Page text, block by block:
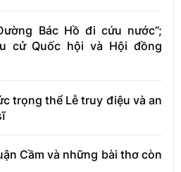
Bác Hồ đi cứu nước”;
cử Quốc hội và Hội đồng
trọng thể Lễ truy điệu và an
Cầm và những bài thơ còn